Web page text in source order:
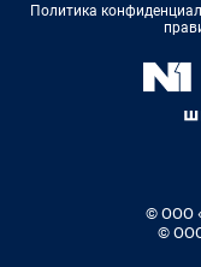
Политика
© ООО
© ООО